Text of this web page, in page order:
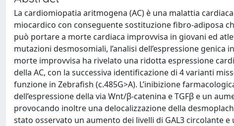
La cardiomiopatia aritmogena (AC) è una malattia
miocardico con conseguente sostituzione fibro-adiposa
può portare a morte cardiaca improvvisa in giovani ed
mutazioni desmosomiali, l’analisi dell’espressione
morte improvvisa ha rivelato una ridotta espressione
della AC, con la successiva identificazione di 4 varianti
funzione in Zebrafish (c.485G>A). L’inibizione
dell’espressione della via Wnt/β-catenina e TGFβ e un
provocando inoltre una delocalizzazione della
stato osservato un aumento dei livelli di GAL3 circolante